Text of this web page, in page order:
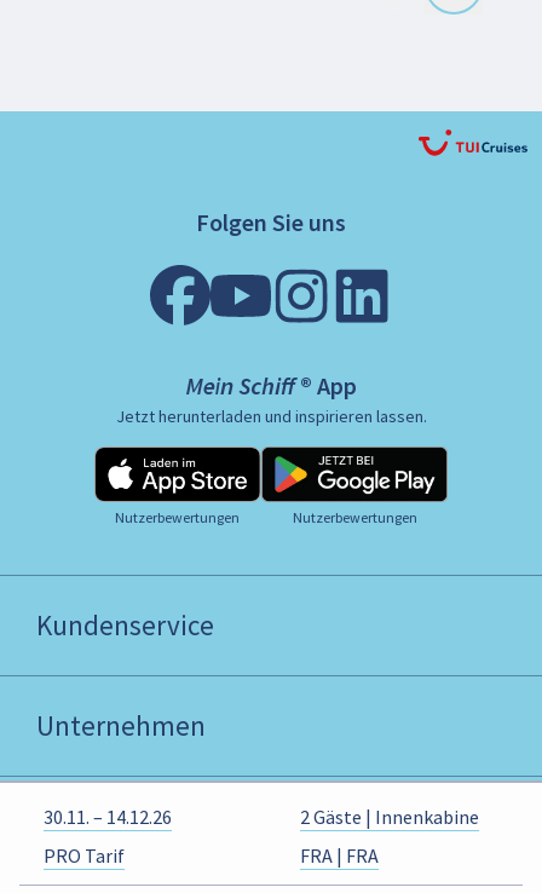
30.11. – 14.12.26
2 Gäste | Innenkabine
PRO Tarif
FRA | FRA
Folgen Sie uns
Mein Schiff ® App
Jetzt herunterladen und inspirieren lassen.
Nutzerbewertungen Nutzerbewertungen
Kundenservice
Unternehmen
B2B